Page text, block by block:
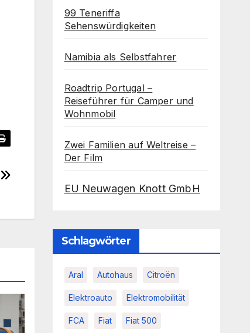
99 Teneriffa
Sehenswürdigkeiten
Namibia als Selbstfahrer
Roadtrip Portugal –
Reiseführer für Camper und
Wohnmobil
Zwei Familien auf Weltreise –
Der Film
EU Neuwagen Knott GmbH
Schlagwörter
Aral Autohaus Citroën
Elektroauto Elektromobilität
FCA Fiat Fiat 500